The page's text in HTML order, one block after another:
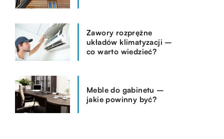
Zawory rozprężne
układów klimatyzacji –
co warto wiedzieć?
Meble do gabinetu –
jakie powinny być?